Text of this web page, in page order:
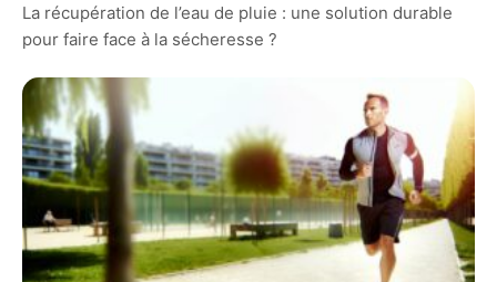
La récupération de l’eau de pluie : une solution durable
pour faire face à la sécheresse ?